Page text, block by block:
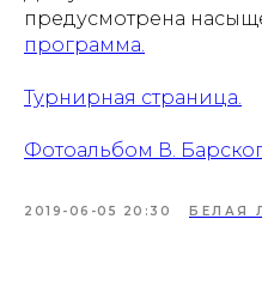
предусмотрена
программа.
Турнирная страница.
Фотоальбом В.
2019-06-05 20:30 БЕЛАЯ